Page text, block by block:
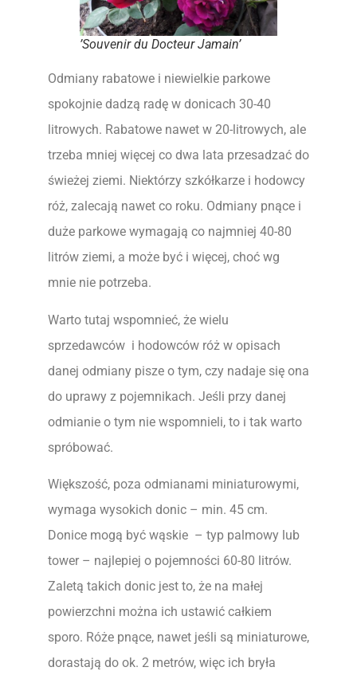
’Souvenir du Docteur Jamain’
Odmiany rabatowe i niewielkie parkowe
spokojnie dadzą radę w donicach 30-40
litrowych. Rabatowe nawet w 20-litrowych, ale
trzeba mniej więcej co dwa lata przesadzać do
świeżej ziemi. Niektórzy szkółkarze i hodowcy
róż, zalecają nawet co roku. Odmiany pnące i
duże parkowe wymagają co najmniej 40-80
litrów ziemi, a może być i więcej, choć wg
mnie nie potrzeba.
Warto tutaj wspomnieć, że wielu
sprzedawców i hodowców róż w opisach
danej odmiany pisze o tym, czy nadaje się ona
do uprawy z pojemnikach. Jeśli przy danej
odmianie o tym nie wspomnieli, to i tak warto
spróbować.
Większość, poza odmianami miniaturowymi,
wymaga wysokich donic – min. 45 cm.
Donice mogą być wąskie – typ palmowy lub
tower – najlepiej o pojemności 60-80 litrów.
Zaletą takich donic jest to, że na małej
powierzchni można ich ustawić całkiem
sporo. Róże pnące, nawet jeśli są miniaturowe,
dorastają do ok. 2 metrów, więc ich bryła